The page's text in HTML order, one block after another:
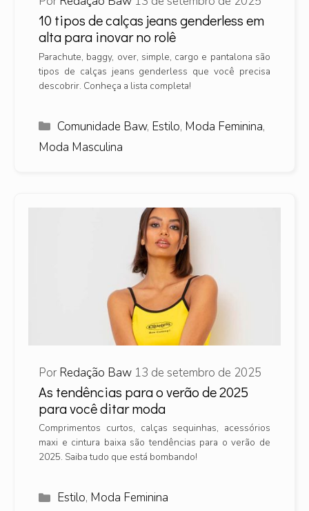
10 tipos de calças jeans genderless em
alta para inovar no rolê
Parachute, baggy, over, simple, cargo e pantalona são
tipos de calças jeans genderless que você precisa
descobrir. Conheça a lista completa!
Categorias
Comunidade Baw, Estilo, Moda Feminina,
Moda Masculina
As tendências para o verão de 2025
para você ditar moda
Por Redação Baw 13 de setembro de 2025
Comprimentos curtos, calças sequinhas, acessórios
maxi e cintura baixa são tendências para o verão de
2025. Saiba tudo que está bombando!
Categorias
Estilo, Moda Feminina